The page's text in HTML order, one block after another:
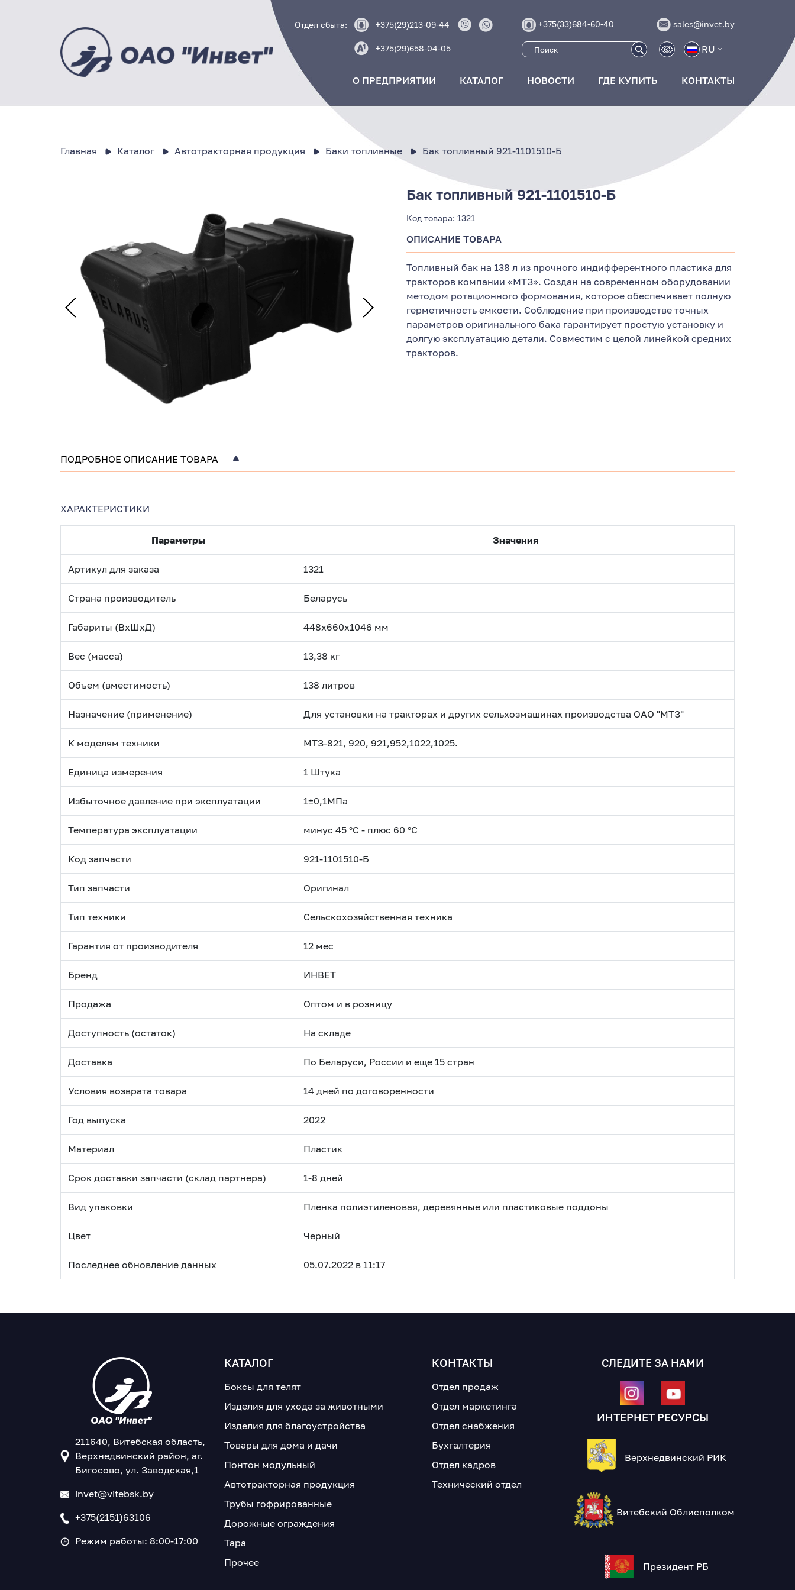
Отдел сбыта: +375(29)213-09-44
+375(29)658-04-05
+375(33)684-60-40 sales@invet.by
RU
О ПРЕДПРИЯТИИ КАТАЛОГ НОВОСТИ ГДЕ КУПИТЬ КОНТАКТЫ
Главная Каталог Автотракторная продукция Баки топливные Бак топливный 921-1101510-Б
Бак топливный 921-1101510-Б
Код товара: 1321
ОПИСАНИЕ ТОВАРА
Топливный бак на 138 л из прочного индифферентного пластика для
тракторов компании «МТЗ». Создан на современном оборудовании
методом ротационного формования, которое обеспечивает полную
герметичность емкости. Соблюдение при производстве точных
параметров оригинального бака гарантирует простую установку и
долгую эксплуатацию детали. Совместим с целой линейкой средних
тракторов.
ПОДРОБНОЕ ОПИСАНИЕ ТОВАРА
ХАРАКТЕРИСТИКИ
Параметры Значения
Артикул для заказа 1321
Страна производитель Беларусь
Габариты (ВхШхД) 448х660х1046 мм
Вес (масса) 13,38 кг
Объем (вместимость) 138 литров
Назначение (применение) Для установки на тракторах и других сельхозмашинах производства ОАО "МТЗ"
К моделям техники МТЗ-821, 920, 921,952,1022,1025.
Единица измерения 1 Штука
Избыточное давление при эксплуатации 1±0,1МПа
Температура эксплуатации минус 45 °С - плюс 60 °С
Код запчасти 921-1101510-Б
Тип запчасти Оригинал
Тип техники Сельскохозяйственная техника
Гарантия от производителя 12 мес
Бренд ИНВЕТ
Продажа Оптом и в розницу
Доступность (остаток) На складе
Доставка По Беларуси, России и еще 15 стран
Условия возврата товара 14 дней по договоренности
Год выпуска 2022
Материал Пластик
Срок доставки запчасти (склад партнера) 1-8 дней
Вид упаковки Пленка полиэтиленовая, деревянные или пластиковые поддоны
Цвет Черный
Последнее обновление данных 05.07.2022 в 11:17
211640, Витебская область,
Верхнедвинский район, аг.
Бигосово, ул. Заводская,1
invet@vitebsk.by
+375(2151)63106
Режим работы: 8:00-17:00
КАТАЛОГ
Боксы для телят
Изделия для ухода за животными
Изделия для благоустройства
Товары для дома и дачи
Понтон модульный
Автотракторная продукция
Трубы гофрированные
Дорожные ограждения
Тара
Прочее
КОНТАКТЫ
Отдел продаж
Отдел маркетинга
Отдел снабжения
Бухгалтерия
Отдел кадров
Технический отдел
СЛЕДИТЕ ЗА НАМИ
ИНТЕРНЕТ РЕСУРСЫ
Верхнедвинский РИК
Витебский Облисполком
Президент РБ